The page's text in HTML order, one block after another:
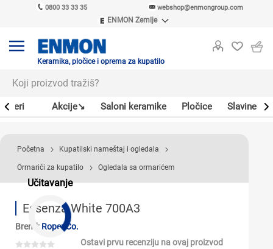
0800 33 33 35 webshop@enmongroup.com
ENMON Zemlje
ENMON MKD
Keramika, pločice i oprema za kupatilo
Akcije↘ Saloni keramike Pločice Slavine
Učitavanje
Početna Kupatilski nameštaj i ogledala
Ormarići za kupatilo Ogledala sa ormarićem
Essenza White 700A3
Brend: Roper Co.
Ostavi prvu recenziju na ovaj proizvod